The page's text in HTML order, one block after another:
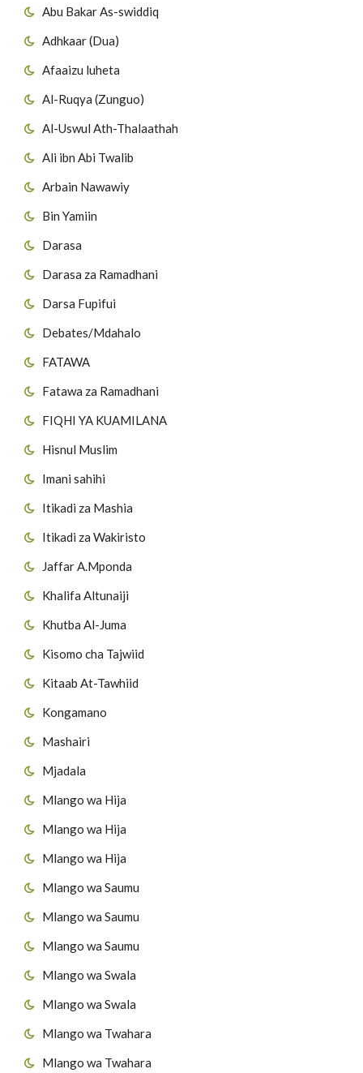
Abu Bakar As-swiddiq
Adhkaar (Dua)
Afaaizu luheta
Al-Ruqya (Zunguo)
Al-Uswul Ath-Thalaathah
Ali ibn Abi Twalib
Arbain Nawawiy
Bin Yamiin
Darasa
Darasa za Ramadhani
Darsa Fupifui
Debates/Mdahalo
FATAWA
Fatawa za Ramadhani
FIQHI YA KUAMILANA
Hisnul Muslim
Imani sahihi
Itikadi za Mashia
Itikadi za Wakiristo
Jaffar A.Mponda
Khalifa Altunaiji
Khutba Al-Juma
Kisomo cha Tajwiid
Kitaab At-Tawhiid
Kongamano
Mashairi
Mjadala
Mlango wa Hija
Mlango wa Hija
Mlango wa Hija
Mlango wa Saumu
Mlango wa Saumu
Mlango wa Saumu
Mlango wa Swala
Mlango wa Swala
Mlango wa Twahara
Mlango wa Twahara